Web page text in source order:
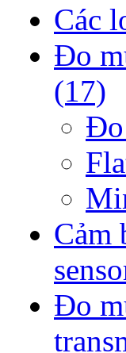
Các
Đo
(17)
Đo
Cảm
Đo